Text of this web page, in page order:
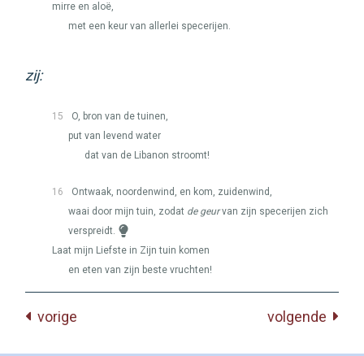
mirre en aloë,
met een keur van allerlei specerijen.
zij:
15
O, bron van de tuinen,
put van levend water
dat van de Libanon stroomt!
16
Ontwaak, noordenwind, en kom, zuidenwind,
waai door mijn tuin, zodat de geurvan zijn specerijen zich
verspreidt.
Laat mijn Liefste in Zijn tuin komen
en eten van zijn beste vruchten!
vorige volgende